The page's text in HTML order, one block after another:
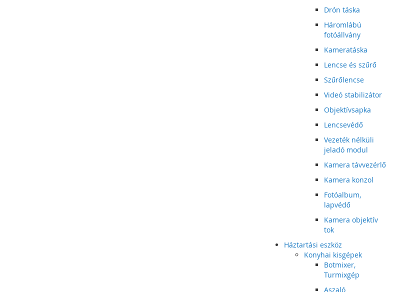
Drón táska
Háromlábú
fotóállvány
Kameratáska
Lencse és szűrő
Szűrőlencse
Videó stabilizátor
Objektívsapka
Lencsevédő
Vezeték nélküli
jeladó modul
Kamera távvezérlő
Kamera konzol
Fotóalbum,
lapvédő
Kamera objektív
tok
Háztartási eszköz
Konyhai kisgépek
Botmixer,
Turmixgép
Aszaló